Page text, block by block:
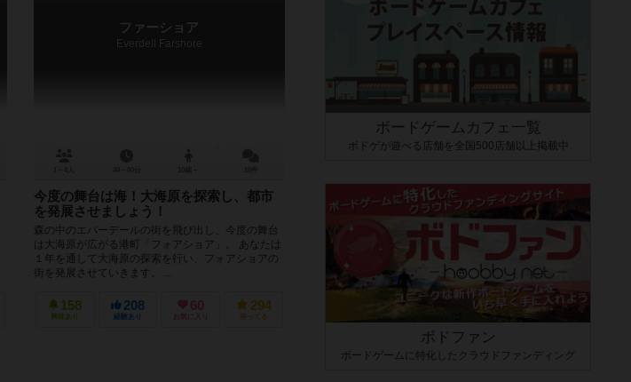
ファーショア
Everdell Farshore
今度の舞台は海！大海原を探索し、都市
を発展させましょう！
森の中のエバーデールの街を飛び出し、今度の舞台
は大海原が広がる港町「フォアショア」。 あなたは
１年を通して大海原の探索を行い、フォアショアの
街を発展させていきます。 ...
158
興味あり
208
経験あり
60
お気に入り
294
持ってる
ボードゲームカフェ一覧
ボドゲが遊べる店舗を全国500店舗以上掲載中
ボドファン
ボードゲームに特化したクラウドファンディング